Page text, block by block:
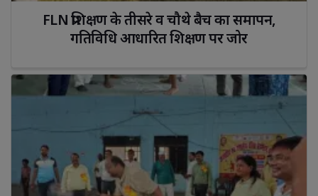
FLN प्रशिक्षण के तीसरे व चौथे बैच का समापन,
गतिविधि आधारित शिक्षण पर जोर